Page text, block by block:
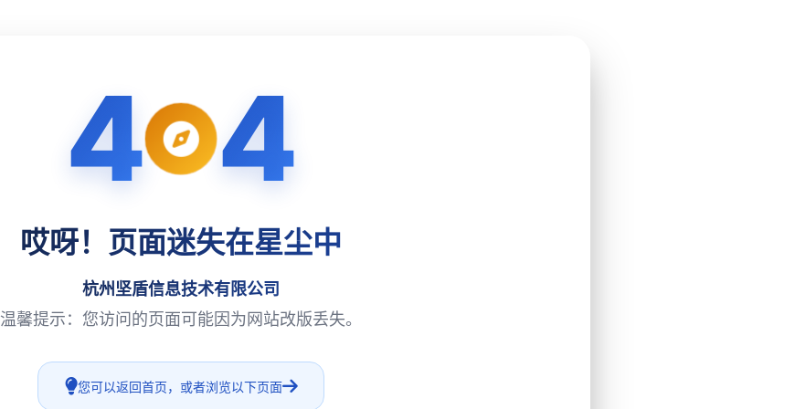
4 4
哎呀！页面迷失在星尘中
杭州坚盾信息技术有限公司
温馨提示：您访问的页面可能因为网站改版丢失。
您可以返回首页，或者浏览以下页面